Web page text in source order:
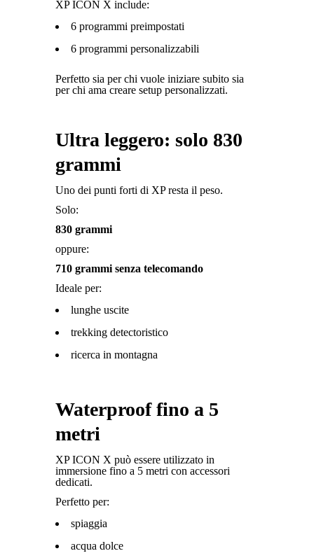
XP ICON X include:
6 programmi preimpostati
6 programmi personalizzabili
Perfetto sia per chi vuole iniziare subito sia
per chi ama creare setup personalizzati.
Ultra leggero: solo 830
grammi
Uno dei punti forti di XP resta il peso.
Solo:
830 grammi
oppure:
710 grammi senza telecomando
Ideale per:
lunghe uscite
trekking detectoristico
ricerca in montagna
Waterproof fino a 5
metri
XP ICON X può essere utilizzato in
immersione fino a 5 metri con accessori
dedicati.
Perfetto per:
spiaggia
acqua dolce